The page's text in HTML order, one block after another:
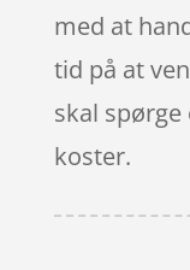
med at
tid på at
skal
koster.